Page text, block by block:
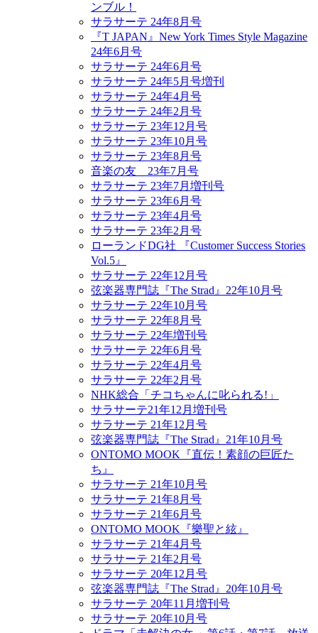
ンブル！
サラサーテ 24年8月号
『T JAPAN』New York Times Style Magazine
24年6月号
サラサーテ 24年6月号
サラサーテ 24年5月号増刊
サラサーテ 24年4月号
サラサーテ 24年2月号
サラサーテ 23年12月号
サラサーテ 23年10月号
サラサーテ 23年8月号
音楽の友 23年7月号
サラサーテ 23年7月増刊号
サラサーテ 23年6月号
サラサーテ 23年4月号
サラサーテ 23年2月号
ローランドDG社 『Customer Success Stories
Vol.5』
サラサーテ 22年12月号
弦楽器専門誌『The Strad』22年10月号
サラサーテ 22年10月号
サラサーテ 22年8月号
サラサーテ 22年増刊号
サラサーテ 22年6月号
サラサーテ 22年4月号
サラサーテ 22年2月号
NHK総合「チコちゃんに叱られる!」
サラサーテ21年12月増刊号
サラサーテ 21年12月号
弦楽器専門誌『The Strad』21年10月号
ONTOMO MOOK『直伝！素顔の巨匠た
ち』
サラサーテ 21年10月号
サラサーテ 21年8月号
サラサーテ 21年6月号
ONTOMO MOOK『樂聖と絃』
サラサーテ 21年4月号
サラサーテ 21年2月号
サラサーテ 20年12月号
弦楽器専門誌『The Strad』20年10月号
サラサーテ 20年11月増刊号
サラサーテ 20年10月号